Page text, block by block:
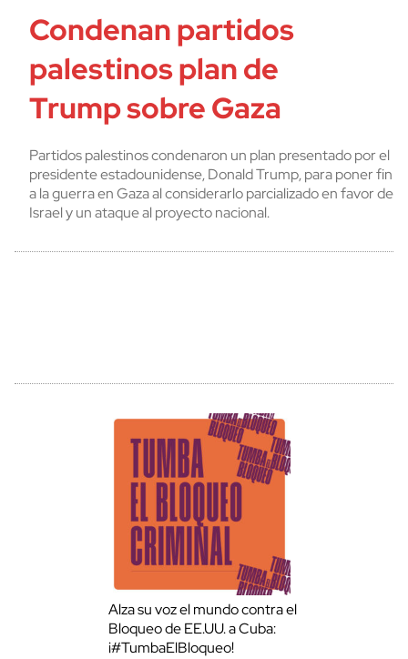
Condenan partidos
palestinos plan de
Trump sobre Gaza
Partidos palestinos condenaron un plan presentado por el
presidente estadounidense, Donald Trump, para poner fin
a la guerra en Gaza al considerarlo parcializado en favor de
Israel y un ataque al proyecto nacional.
Alza su voz el mundo contra el
Bloqueo de EE.UU. a Cuba:
¡#TumbaElBloqueo!